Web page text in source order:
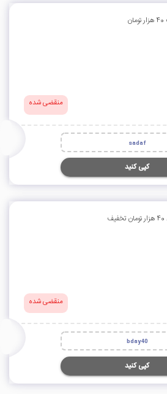
منقضی شده
sadaf
کپی کنید
منقضی شده
bday40
کپی کنید